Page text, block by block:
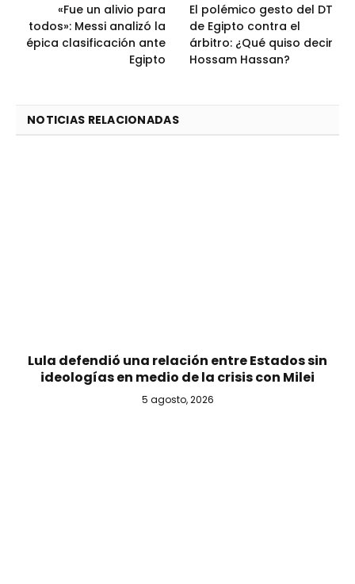
«Fue un alivio para
todos»: Messi analizó la
épica clasificación ante
Egipto
El polémico gesto del DT
de Egipto contra el
árbitro: ¿Qué quiso decir
Hossam Hassan?
NOTICIAS RELACIONADAS
Lula defendió una relación entre Estados sin
ideologías en medio de la crisis con Milei
5 agosto, 2026